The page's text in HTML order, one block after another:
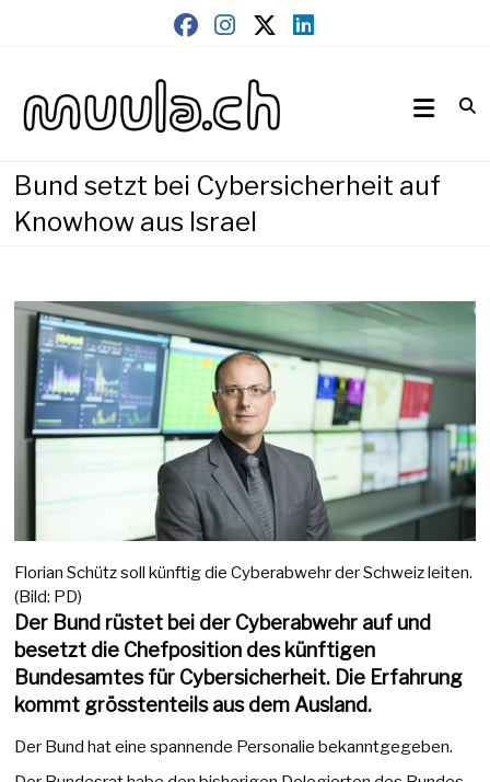
muula.ch
Bund setzt bei Cybersicherheit auf
Knowhow aus Israel
Florian Schütz soll künftig die Cyberabwehr der Schweiz leiten.
(Bild: PD)
Der Bund rüstet bei der Cyberabwehr auf und
besetzt die Chefposition des künftigen
Bundesamtes für Cybersicherheit. Die Erfahrung
kommt grösstenteils aus dem Ausland.
Der Bund hat eine spannende Personalie bekanntgegeben.